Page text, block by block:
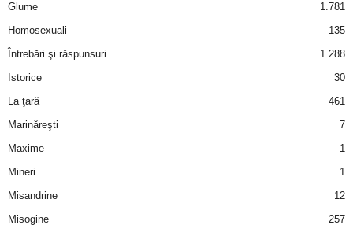
Glume
1.781
Homosexuali
135
Întrebări şi răspunsuri
1.288
Istorice
30
La ţară
461
Marinăreşti
7
Maxime
1
Mineri
1
Misandrine
12
Misogine
257